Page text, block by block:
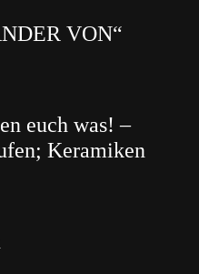
VON“
euch was! –
Keramiken